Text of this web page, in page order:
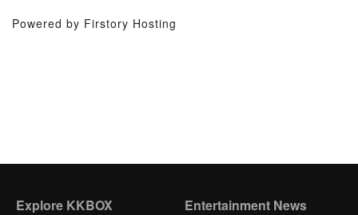
Powered by Firstory Hosting
Explore KKBOX Entertainment News